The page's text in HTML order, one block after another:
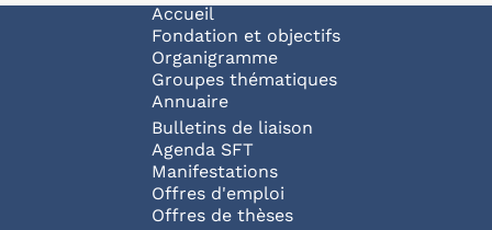
Navigation principale
Accueil
Fondation et objectifs
Organigramme
Groupes thématiques
Annuaire
Bulletins de liaison
Agenda SFT
Manifestations
Offres d'emploi
Offres de thèses